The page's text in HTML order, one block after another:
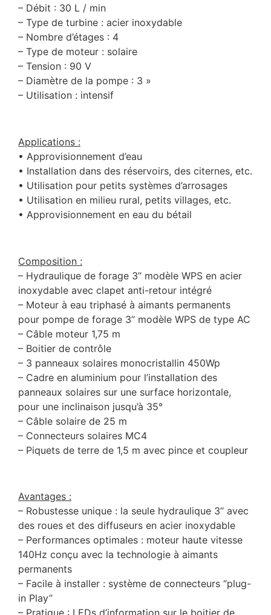
– Débit : 30 L / min
– Type de turbine : acier inoxydable
– Nombre d’étages : 4
– Type de moteur : solaire
– Tension : 90 V
– Diamètre de la pompe : 3 »
– Utilisation : intensif
Applications :
• Approvisionnement d’eau
• Installation dans des réservoirs, des citernes, etc.
• Utilisation pour petits systèmes d’arrosages
• Utilisation en milieu rural, petits villages, etc.
• Approvisionnement en eau du bétail
Composition :
– Hydraulique de forage 3’’ modèle WPS en acier
inoxydable avec clapet anti-retour intégré
– Moteur à eau triphasé à aimants permanents
pour pompe de forage 3’’ modèle WPS de type AC
– Câble moteur 1,75 m
– Boitier de contrôle
– 3 panneaux solaires monocristallin 450Wp
– Cadre en aluminium pour l’installation des
panneaux solaires sur une surface horizontale,
pour une inclinaison jusqu’à 35°
– Câble solaire de 25 m
– Connecteurs solaires MC4
– Piquets de terre de 1,5 m avec pince et coupleur
Avantages :
– Robustesse unique : la seule hydraulique 3’’ avec
des roues et des diffuseurs en acier inoxydable
– Performances optimales : moteur haute vitesse
140Hz conçu avec la technologie à aimants
permanents
– Facile à installer : système de connecteurs ‘’plug-
in Play’’